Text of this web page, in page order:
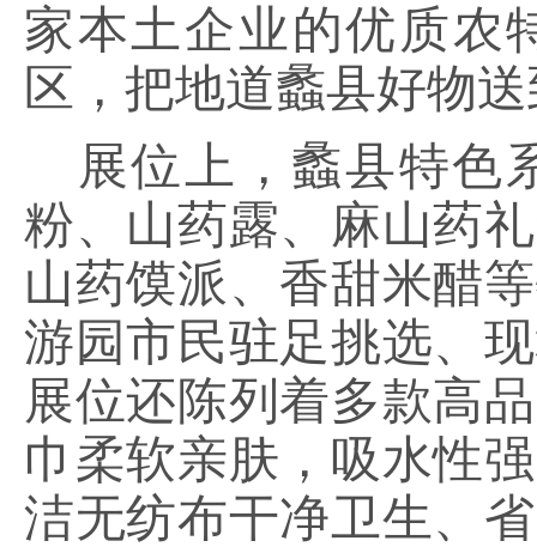
家本土企业的优质农
区，把地道蠡县好物
展位上，蠡县特色
粉、山药露、麻山药
山药馍派、香甜米醋
游园市民驻足挑选、
展位还陈列着多款高
巾柔软亲肤，吸水性
洁无纺布干净卫生、